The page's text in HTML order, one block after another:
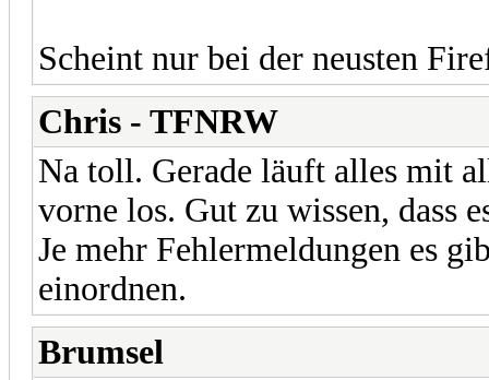
Scheint nur bei der neusten
Chris - TFNRW
Na toll. Gerade läuft alles mit
vorne los. Gut zu wissen, dass
Je mehr Fehlermeldungen es
einordnen.
Brumsel